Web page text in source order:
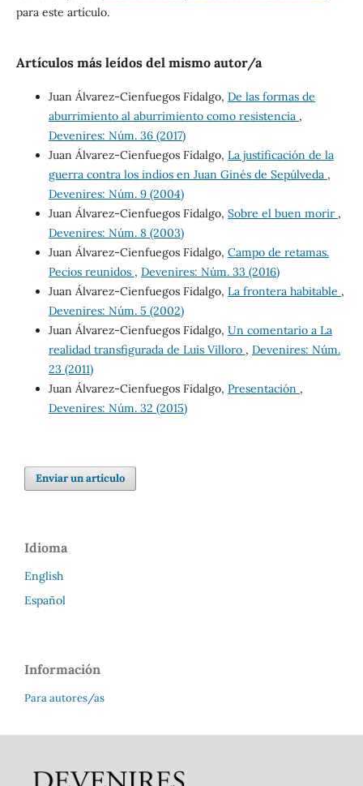
para este artículo.
Artículos más leídos del mismo autor/a
Juan Álvarez-Cienfuegos Fidalgo, De las formas de
aburrimiento al aburrimiento como resistencia ,
Devenires: Núm. 36 (2017)
Juan Álvarez-Cienfuegos Fidalgo, La justificación de la
guerra contra los indios en Juan Ginés de Sepúlveda ,
Devenires: Núm. 9 (2004)
Juan Álvarez-Cienfuegos Fidalgo, Sobre el buen morir ,
Devenires: Núm. 8 (2003)
Juan Álvarez-Cienfuegos Fidalgo, Campo de retamas.
Pecios reunidos , Devenires: Núm. 33 (2016)
Juan Álvarez-Cienfuegos Fidalgo, La frontera habitable ,
Devenires: Núm. 5 (2002)
Juan Álvarez-Cienfuegos Fidalgo, Un comentario a La
realidad transfigurada de Luis Villoro , Devenires: Núm.
23 (2011)
Juan Álvarez-Cienfuegos Fidalgo, Presentación ,
Devenires: Núm. 32 (2015)
Enviar un artículo
Idioma
English
Español
Información
Para autores/as